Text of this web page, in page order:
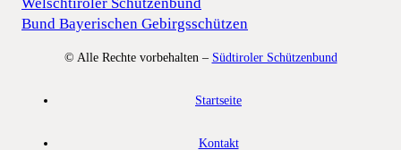
Bund Bayerischen Gebirgsschützen
© Alle Rechte vorbehalten – Südtiroler Schützenbund
Startseite
Kontakt